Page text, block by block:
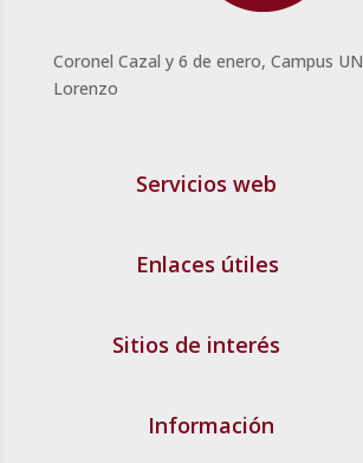
Coronel Cazal y 6 de enero, Campus
Lorenzo
Servicios web
Enlaces útiles
Sitios de interés
Información